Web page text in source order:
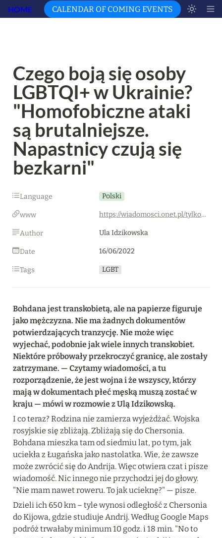
HOME CALENDAR OF COMING EVENTS
Czego boją się osoby
LGBTQI+ w Ukrainie?
"Homofobiczne ataki
są brutalniejsze.
Napastnicy czują się
bezkarni"
Language Polski
www https://wiadomosci.onet.pl/tylko-w-onecie/czego-boja-sie-osoby-lgbtqi-w-ukrainie-napastnicy-czuja-sie-bezkarni/7jbhmd6
Author Ula Idzikowska
Date 16/06/2022
Tags LGBT
Bohdana jest transkobietą, ale na papierze figuruje
jako mężczyzna. Nie ma żadnych dokumentów
potwierdzających tranzycję. Nie może więc
wyjechać, podobnie jak wiele innych transkobiet.
Niektóre próbowały przekroczyć granicę, ale zostały
zatrzymane. — Czytamy wiadomości, a tu
rozporządzenie, że jest wojna i że wszyscy, którzy
mają w dokumentach płeć męską muszą zostać w
kraju — mówi w rozmowie z Ulą Idzikowską.
I co teraz? Rodzina nie zamierza wyjeżdżać. Wojska
rosyjskie się zbliżają. Zbliżają się do Chersonia.
Bohdana mieszka tam od siedmiu lat, po tym, jak
uciekła z Ługańska jako nastolatka. Wie, że zawsze
może zwrócić się do Andrija. Więc otwiera czat i pisze
wiadomość. Nic innego nie przychodzi jej do głowy.
"Nie mam nawet roweru. To jak ucieknę?" — pisze.
Dzieli ich 650 km – tyle wynosi odległość z Chersonia
do Kijowa, gdzie studiuje Andrij. Według Google Maps
podróż trwałaby minimum 10 godz. i 18 min. "No to